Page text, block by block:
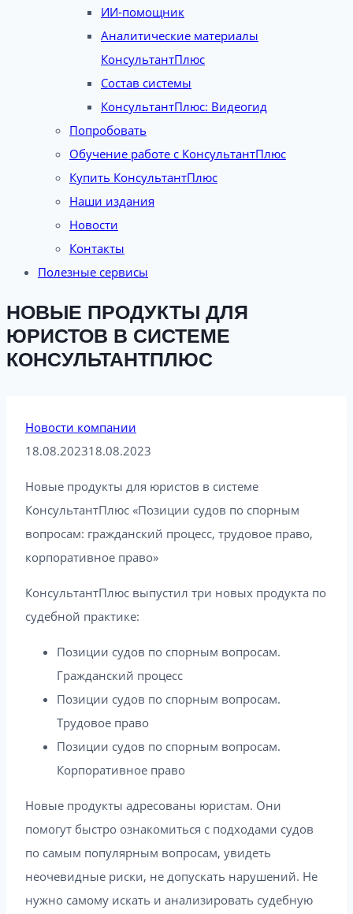
ИИ-помощник
Аналитические материалы
КонсультантПлюс
Состав системы
КонсультантПлюс: Видеогид
Попробовать
Обучение работе с КонсультантПлюс
Купить КонсультантПлюс
Наши издания
Новости
Контакты
Полезные сервисы
НОВЫЕ ПРОДУКТЫ ДЛЯ
ЮРИСТОВ В СИСТЕМЕ
КОНСУЛЬТАНТПЛЮС
Новости компании
18.08.202318.08.2023
Новые продукты для юристов в системе
КонсультантПлюс «Позиции судов по спорным
вопросам: гражданский процесс, трудовое право,
корпоративное право»
КонсультантПлюс выпустил три новых продукта по
судебной практике:
Позиции судов по спорным вопросам.
Гражданский процесс
Позиции судов по спорным вопросам.
Трудовое право
Позиции судов по спорным вопросам.
Корпоративное право
Новые продукты адресованы юристам. Они
помогут быстро ознакомиться с подходами судов
по самым популярным вопросам, увидеть
неочевидные риски, не допускать нарушений. Не
нужно самому искать и анализировать судебную